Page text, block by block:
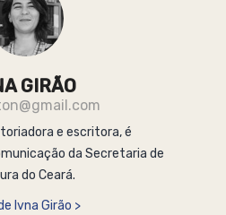
GIRÃO
e escritora, é
da Secretaria de
do Ceará.
Ivna Girão